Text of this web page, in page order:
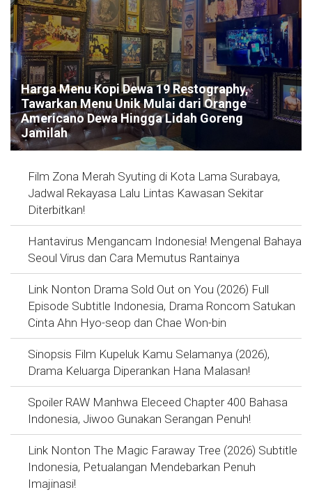
Harga Menu Kopi Dewa 19 Restography,
Tawarkan Menu Unik Mulai dari Orange
Americano Dewa Hingga Lidah Goreng
Jamilah
Film Zona Merah Syuting di Kota Lama Surabaya,
Jadwal Rekayasa Lalu Lintas Kawasan Sekitar
Diterbitkan!
Hantavirus Mengancam Indonesia! Mengenal Bahaya
Seoul Virus dan Cara Memutus Rantainya
Link Nonton Drama Sold Out on You (2026) Full
Episode Subtitle Indonesia, Drama Roncom Satukan
Cinta Ahn Hyo-seop dan Chae Won-bin
Sinopsis Film Kupeluk Kamu Selamanya (2026),
Drama Keluarga Diperankan Hana Malasan!
Spoiler RAW Manhwa Eleceed Chapter 400 Bahasa
Indonesia, Jiwoo Gunakan Serangan Penuh!
Link Nonton The Magic Faraway Tree (2026) Subtitle
Indonesia, Petualangan Mendebarkan Penuh
Imajinasi!